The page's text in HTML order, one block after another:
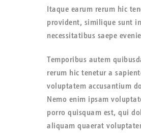
Itaque earum rerum hic
provident, similique sunt
necessitatibus saepe
Temporibus autem
rerum hic tenetur a
voluptatem accusantium
Nemo enim ipsam
porro quisquam est, qui
aliquam quaerat